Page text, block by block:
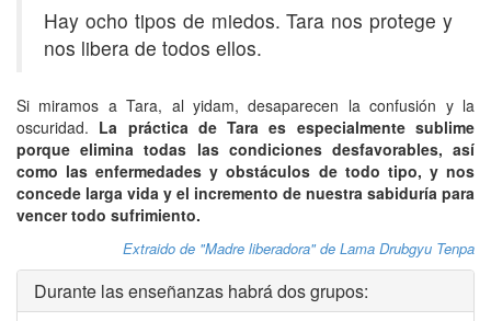
Hay ocho tipos de miedos. Tara nos protege y
nos libera de todos ellos.
Si miramos a Tara, al yidam, desaparecen la confusión y la
oscuridad. La práctica de Tara es especialmente sublime
porque elimina todas las condiciones desfavorables, así
como las enfermedades y obstáculos de todo tipo, y nos
concede larga vida y el incremento de nuestra sabiduría para
vencer todo sufrimiento.
Extraido de "Madre liberadora" de Lama Drubgyu Tenpa
Durante las enseñanzas habrá dos grupos: